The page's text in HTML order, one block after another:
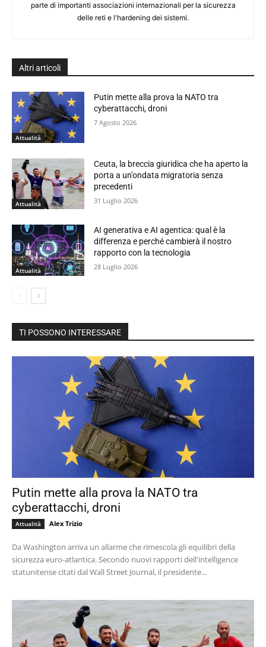
parte di importanti associazioni internazionali per la sicurezza
delle reti e l'hardening dei sistemi.
Altri articoli
Attualità
Putin mette alla prova la NATO tra
cyberattacchi, droni
7 Agosto 2026
Attualità
Ceuta, la breccia giuridica che ha aperto la
porta a un’ondata migratoria senza
precedenti
31 Luglio 2026
Attualità
AI generativa e AI agentica: qual è la
differenza e perché cambierà il nostro
rapporto con la tecnologia
28 Luglio 2026
TI POSSONO INTERESSARE
Putin mette alla prova la NATO tra
cyberattacchi, droni
Attualità Alex Trizio
Da Washington arriva un allarme che rimescola gli equilibri della
sicurezza euro-atlantica. Secondo nuovi rapporti dell'intelligence
statunitense citati dal Wall Street Journal, il presidente...